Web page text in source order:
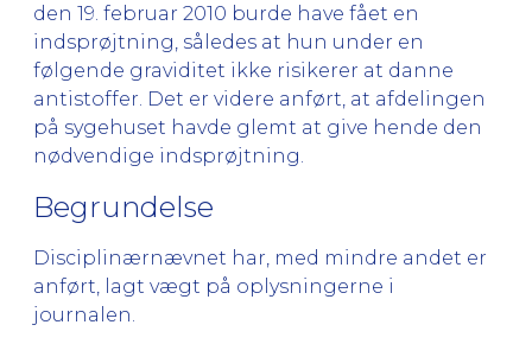
den 19. februar 2010 burde have fået en
indsprøjtning, således at hun under en
følgende graviditet ikke risikerer at danne
antistoffer. Det er videre anført, at afdelingen
på sygehuset havde glemt at give hende den
nødvendige indsprøjtning.
Begrundelse
Disciplinærnævnet har, med mindre andet er
anført, lagt vægt på oplysningerne i
journalen.